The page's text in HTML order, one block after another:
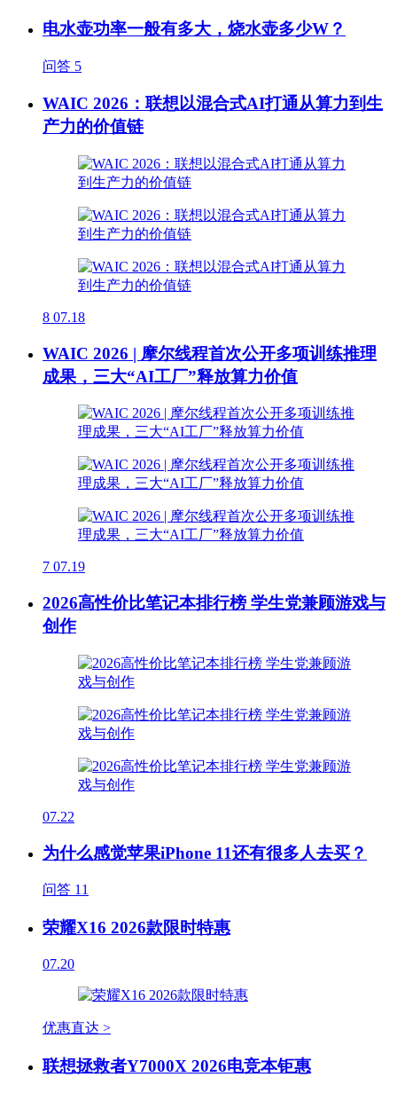
电水壶功率一般有多大，烧水壶多少W？
问答 5
WAIC 2026：联想以混合式AI打通从算力到生
产力的价值链
8 07.18
WAIC 2026 | 摩尔线程首次公开多项训练推理
成果，三大“AI工厂”释放算力价值
7 07.19
2026高性价比笔记本排行榜 学生党兼顾游戏与
创作
07.22
为什么感觉苹果iPhone 11还有很多人去买？
问答 11
荣耀X16 2026款限时特惠
07.20
优惠直达 >
联想拯救者Y7000X 2026电竞本钜惠